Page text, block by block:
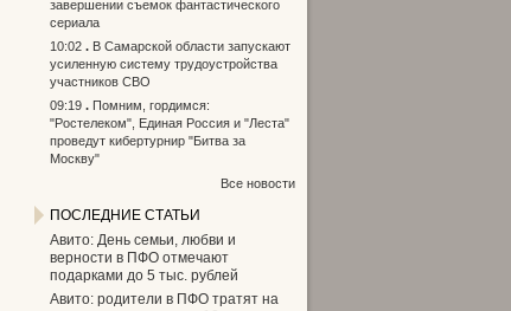
завершении съемок фантастического
сериала
10:02
В Самарской области запускают
усиленную систему трудоустройства
участников СВО
09:19
Помним, гордимся:
"Ростелеком", Единая Россия и "Леста"
проведут кибертурнир "Битва за
Москву"
Все новости
ПОСЛЕДНИЕ СТАТЬИ
Авито: День семьи, любви и
верности в ПФО отмечают
подарками до 5 тыс. рублей
Авито: родители в ПФО тратят на